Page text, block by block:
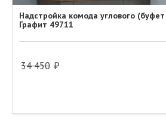
Надстройка комода углового
Графит 49711
34 450